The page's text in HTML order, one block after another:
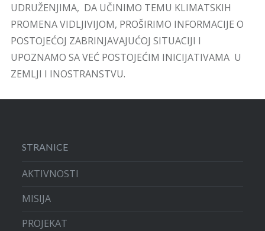
UDRUŽENJIMA, DA UČINIMO TEMU KLIMATSKIH
PROMENA VIDLJIVIJOM, PROŠIRIMO INFORMACIJE O
POSTOJEĆOJ ZABRINJAVAJUĆOJ SITUACIJI I
UPOZNAMO SA VEĆ POSTOJEĆIM INICIJATIVAMA U
ZEMLJI I INOSTRANSTVU.
STRANICE
AKTIVNOSTI
MISIJA
PROJEKAT